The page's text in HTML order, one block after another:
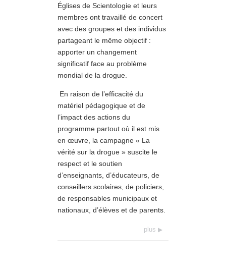
Églises de Scientologie et leurs
membres ont travaillé de concert
avec des groupes et des individus
partageant le même objectif :
apporter un changement
significatif face au problème
mondial de la drogue.
En raison de l’efficacité du
matériel pédagogique et de
l’impact des actions du
programme partout où il est mis
en œuvre, la campagne « La
vérité sur la drogue » suscite le
respect et le soutien
d’enseignants, d’éducateurs, de
conseillers scolaires, de policiers,
de responsables municipaux et
nationaux, d’élèves et de parents.
plus